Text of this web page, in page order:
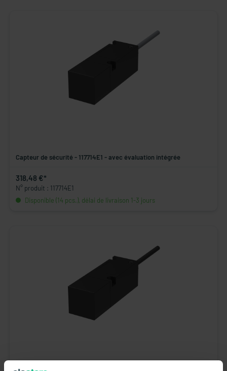
Capteur de sécurité - 117714E1 - avec évaluation intégrée
318,48 €*
N° produit : 117714E1
Disponible (14 pcs.), délai de livraison 1-3 jours